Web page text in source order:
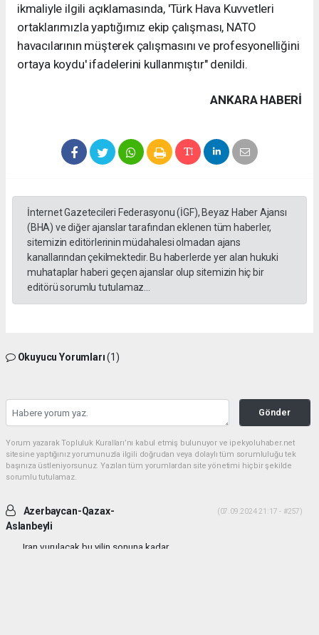
ikmaliyle ilgili açıklamasında, 'Türk Hava Kuvvetleri
ortaklarımızla yaptığımız ekip çalışması, NATO
havacılarının müşterek çalışmasını ve profesyonelliğini
ortaya koydu' ifadelerini kullanmıştır" denildi.
ANKARA HABERİ
İnternet Gazetecileri Federasyonu (İGF), Beyaz Haber Ajansı
(BHA) ve diğer ajanslar tarafından eklenen tüm haberler,
sitemizin editörlerinin müdahalesi olmadan ajans
kanallarından çekilmektedir. Bu haberlerde yer alan hukuki
muhataplar haberi geçen ajanslar olup sitemizin hiç bir
editörü sorumlu tutulamaz...
Okuyucu Yorumları(1)
Gönder
Yorum yazarak Topluluk Kuralları’nı kabul etmiş bulunuyor ve ipekyoluhaber.net
sitesine yaptığınız yorumunuzla ilgili doğrudan veya dolaylı tüm sorumluluğu tek
başınıza üstleniyorsunuz. Yazılan tüm yorumlardan site yönetimi hiçbir şekilde
sorumlu tutulamaz.
Azerbaycan-Qazax-
Aslanbeyli
(07.09.2024 21:17 - #257)
Iran vurulacak bu yilin sonuna kadar...